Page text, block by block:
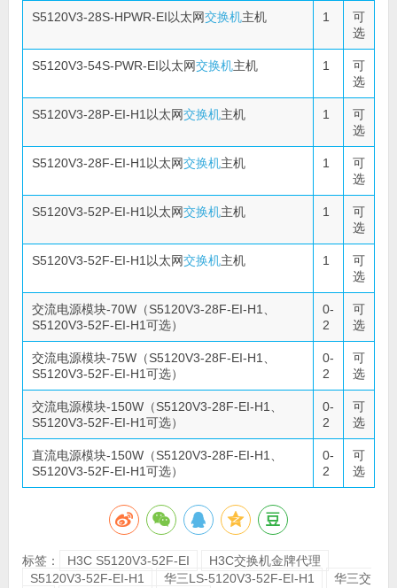
S5120V3-28S-HPWR-EI以太网交换机主机 1
可
选
S5120V3-54S-PWR-EI以太网交换机主机 1
可
选
S5120V3-28P-EI-H1以太网交换机主机 1
可
选
S5120V3-28F-EI-H1以太网交换机主机 1
可
选
S5120V3-52P-EI-H1以太网交换机主机 1
可
选
S5120V3-52F-EI-H1以太网交换机主机 1
可
选
交流电源模块-70W（S5120V3-28F-EI-H1、
S5120V3-52F-EI-H1可选）
0-
2
可
选
交流电源模块-75W（S5120V3-28F-EI-H1、
S5120V3-52F-EI-H1可选）
0-
2
可
选
交流电源模块-150W（S5120V3-28F-EI-H1、
S5120V3-52F-EI-H1可选）
0-
2
可
选
直流电源模块-150W（S5120V3-28F-EI-H1、
S5120V3-52F-EI-H1可选）
0-
2
可
选
标签： H3C S5120V3-52F-EI
H3C交换机金牌代理
S5120V3-52F-EI-H1
华三LS-5120V3-52F-EI-H1
华三交